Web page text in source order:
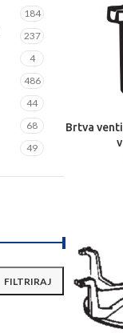
184
237
4
486
44
68
49
FILTRIRAJ
Brtva